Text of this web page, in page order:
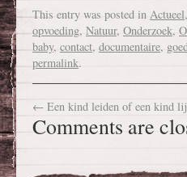
This entry was posted in Actueel,
opvoeding, Natuur, Onderzoek,
baby, contact, documentaire,
permalink.
← Een kind leiden of een kind
Comments are